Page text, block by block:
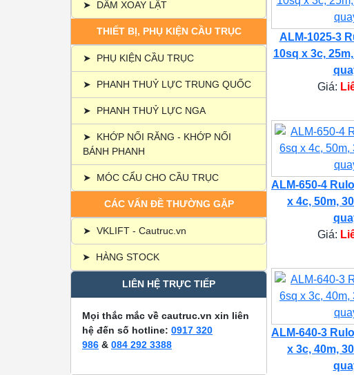
➤ DẦM XOAY LẬT
THIẾT BỊ, PHỤ KIỆN CẦU TRỤC
➤ PHỤ KIỆN CẦU TRỤC
➤ PHANH THUỶ LỰC TRUNG QUỐC
➤ PHANH THUỶ LỰC NGA
➤
KHỚP NỐI RĂNG - KHỚP NỐI
BÁNH PHANH
➤ MÓC CẨU CHO CẦU TRỤC
CÁC VẤN ĐỀ THƯỜNG GẶP
➤ VKLIFT - Cautruc.vn
➤ HÀNG STOCK
LIÊN HỆ TRỰC TIẾP
Mọi thắc mắc về cautruc.vn xin liên
hệ đến số hotline: 0917 320
986 & 084 292 3388
ALM-1025-3
10sq x 3c,
Giá:
ALM-650-4
x 4c, 50m,
Giá:
ALM-640-3
x 3c, 40m,